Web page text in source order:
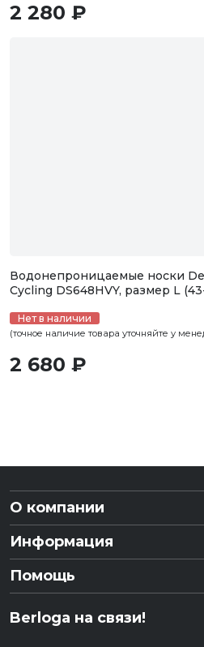
2 280 ₽
Водонепроницаемые носки
Cycling DS648HVY, размер L
Нет в наличии
(точное наличие товара уточняйте у
2 680 ₽
О компании
Информация
Помощь
Berloga на связи!